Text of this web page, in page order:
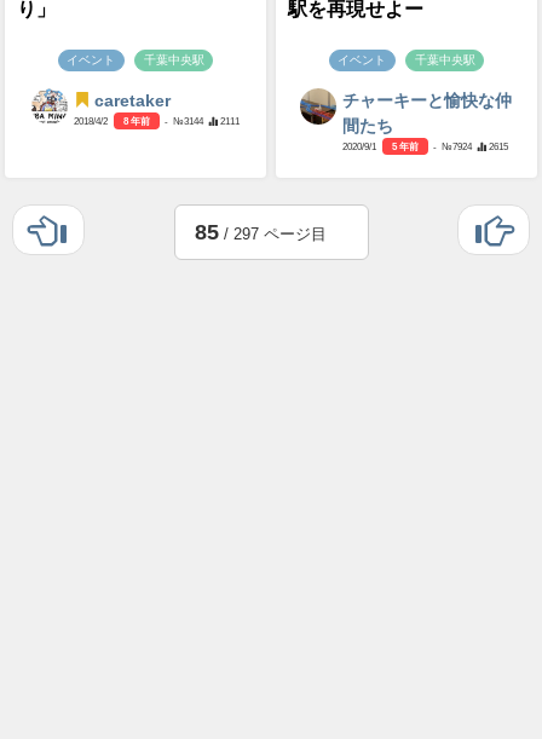
り」
イベント 千葉中央駅
caretaker
2018/4/2 8 年前 - №3144 2111
駅を再現せよー
イベント 千葉中央駅
チャーキーと愉快な仲
間たち
2020/9/1 5 年前 - №7924 2615
85/ 297 ページ目